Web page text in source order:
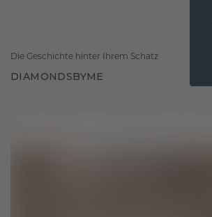
Die Geschichte hinter Ihrem Schatz
DIAMONDSBYME